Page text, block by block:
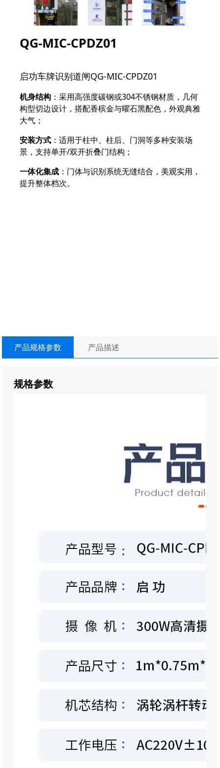
QG-MIC-CPDZ01
启功车牌识别道闸QG-MIC-CPDZ01
机身结构：采用高强度碳钢或304不锈钢材质，几何
构型切边设计，搭配香槟金与曜石黑配色，外观典雅
大气；
安装方式：适用于柱中、柱后、门洞等多种安装场
景，支持单开/双开折叠门结构；
一体化集成：门体与识别系统无缝结合，美观实用，
提升整体档次。
产品规格参数 产品描述
规格参数